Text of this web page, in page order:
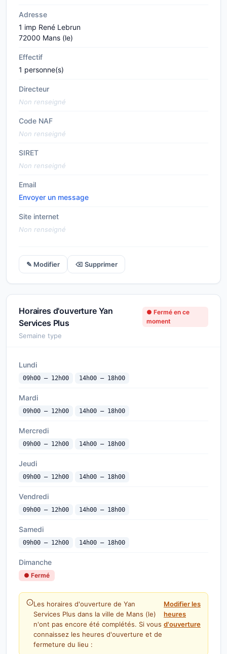
Adresse
1 imp René Lebrun
72000 Mans (le)
Effectif
1 personne(s)
Directeur
Non renseigné
Code NAF
Non renseigné
SIRET
Non renseigné
Email
Envoyer un message
Site internet
Non renseigné
✎ Modifier ⌫ Supprimer
Horaires d'ouverture Yan
Services Plus
● Fermé en ce
moment
Semaine type
Lundi
09h00 — 12h00 14h00 — 18h00
Mardi
09h00 — 12h00 14h00 — 18h00
Mercredi
09h00 — 12h00 14h00 — 18h00
Jeudi
09h00 — 12h00 14h00 — 18h00
Vendredi
09h00 — 12h00 14h00 — 18h00
Samedi
09h00 — 12h00 14h00 — 18h00
Dimanche
● Fermé
Les horaires d'ouverture de Yan
Services Plus dans la ville de Mans (le)
n'ont pas encore été complétés. Si vous
connaissez les heures d'ouverture et de
fermeture du lieu :
Modifier les
heures
d'ouverture